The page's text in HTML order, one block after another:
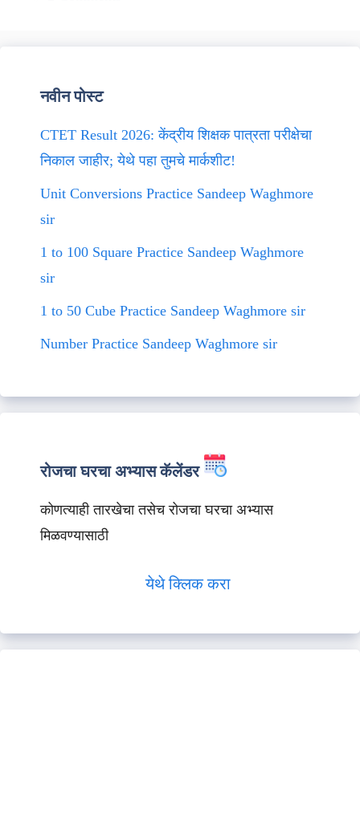
नवीन पोस्ट
CTET Result 2026: केंद्रीय शिक्षक पात्रता परीक्षेचा
निकाल जाहीर; येथे पहा तुमचे मार्कशीट!
Unit Conversions Practice Sandeep Waghmore
sir
1 to 100 Square Practice Sandeep Waghmore
sir
1 to 50 Cube Practice Sandeep Waghmore sir
Number Practice Sandeep Waghmore sir
रोजचा घरचा अभ्यास कॅलेंडर
कोणत्याही तारखेचा तसेच रोजचा घरचा अभ्यास
मिळवण्यासाठी
येथे क्लिक करा